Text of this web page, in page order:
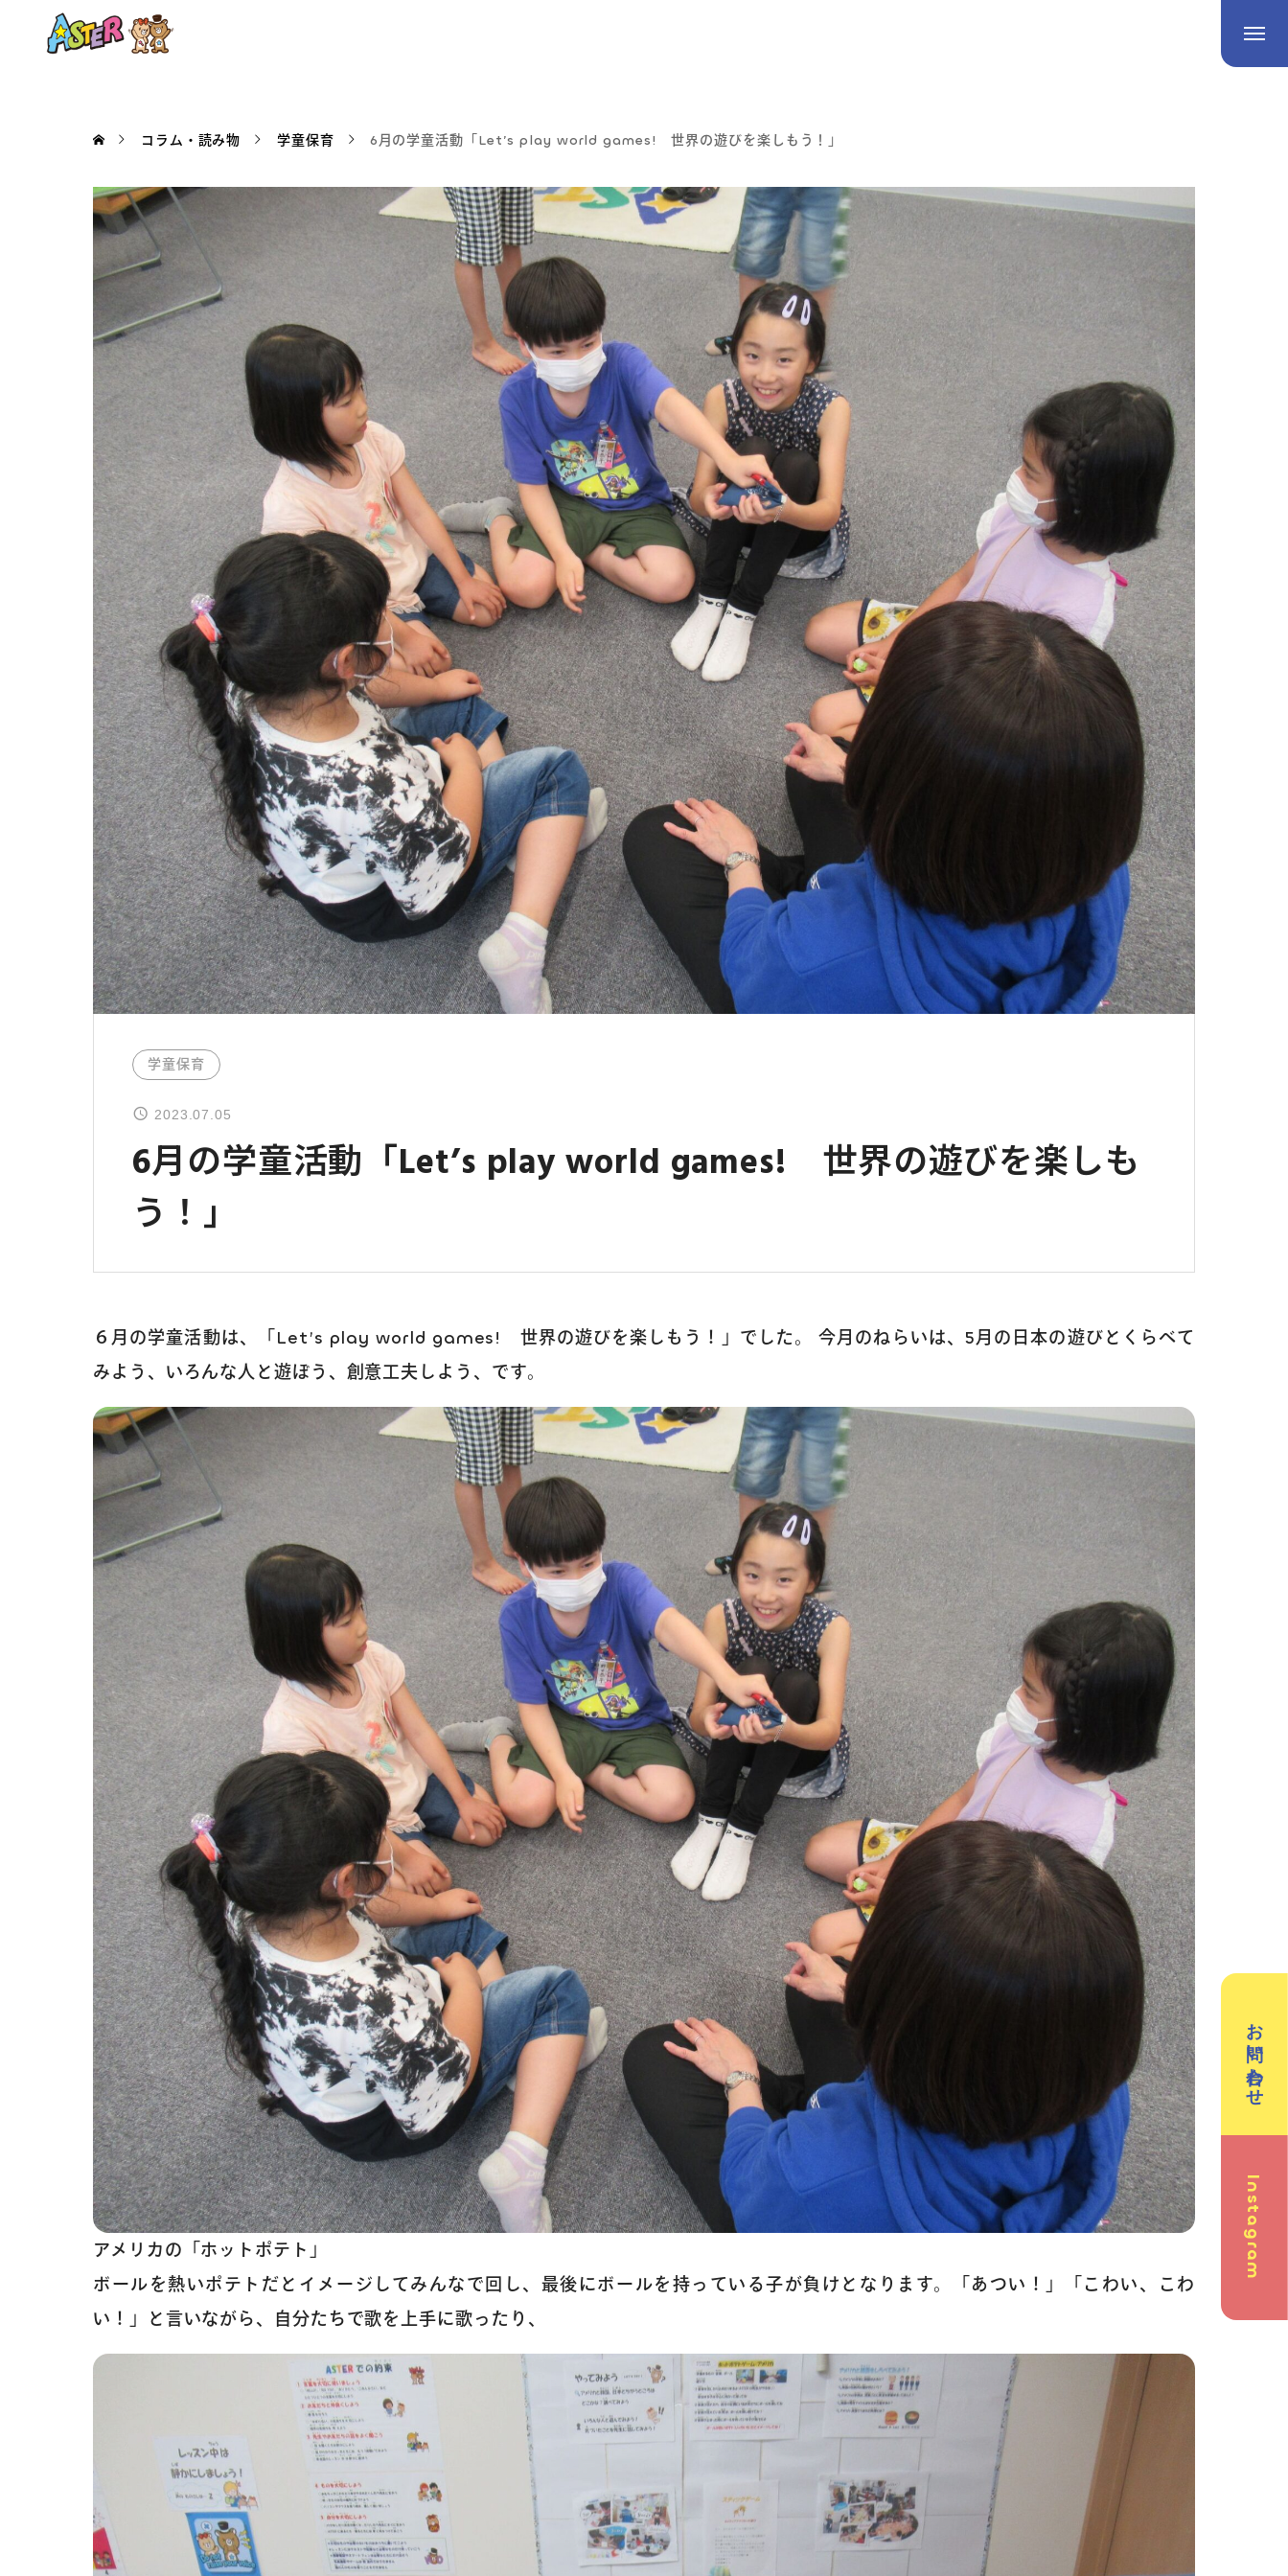
トップページ
コース案内
英会話／プログラミング／3Dデザイン／学童保育
英会話（未就学児） 英会話（小学生） 英会話（中学生）
学童保育
クリエイティブテック
ラボ
週2回で広がる世界
生徒・保護者の声
スタッフ紹介
アクセス
お問い合わせ
団体向け出張英会話
新着情報
お問い合わせ
Instagram
コラム・読み物 学童保育 6月の学童活動「Let’s play world games! 世界の遊びを楽しもう！」
学童保育
2023.07.05
6月の学童活動「Let’s play world games! 世界の遊びを楽しも
う！」
６月の学童活動は、「Let’s play world games! 世界の遊びを楽しもう！」でした。 今月のねらいは、5月の日本の遊びとくらべて
みよう、いろんな人と遊ぼう、創意工夫しよう、です。
アメリカの「ホットポテト」
ボールを熱いポテトだとイメージしてみんなで回し、最後にボールを持っている子が負けとなります。「あつい！」「こわい、こわ
い！」と言いながら、自分たちで歌を上手に歌ったり、